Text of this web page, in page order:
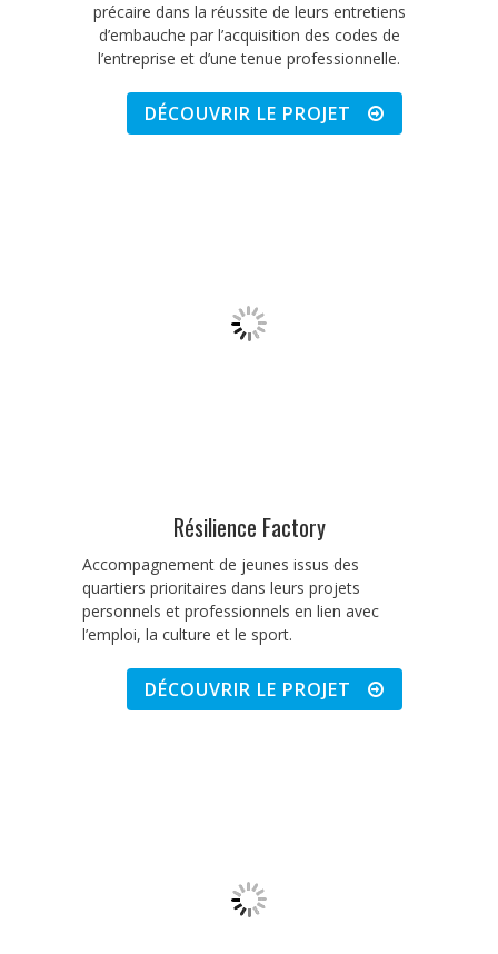
précaire dans la réussite de leurs entretiens
d’embauche par l’acquisition des codes de
l’entreprise et d’une tenue professionnelle.
DÉCOUVRIR LE PROJET
Résilience Factory
Accompagnement de jeunes issus des
quartiers prioritaires dans leurs projets
personnels et professionnels en lien avec
l’emploi, la culture et le sport.
DÉCOUVRIR LE PROJET